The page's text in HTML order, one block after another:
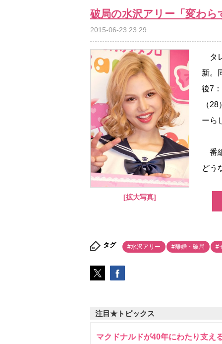
破局の水沢アリー「変わら
2015-06-23 23:29
[拡大写真]
タ
新。
後7
（
ーら
番
どう
タグ #水沢アリー #離婚・破局 #
注目★トピックス
マクドナルドが40年にわたり支え